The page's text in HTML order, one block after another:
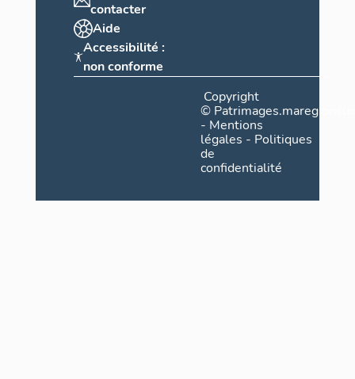
contacter
Aide
Accessibilité :
non conforme
Copyright
©
- Mentions
légales - Politiques
de
confidentialité